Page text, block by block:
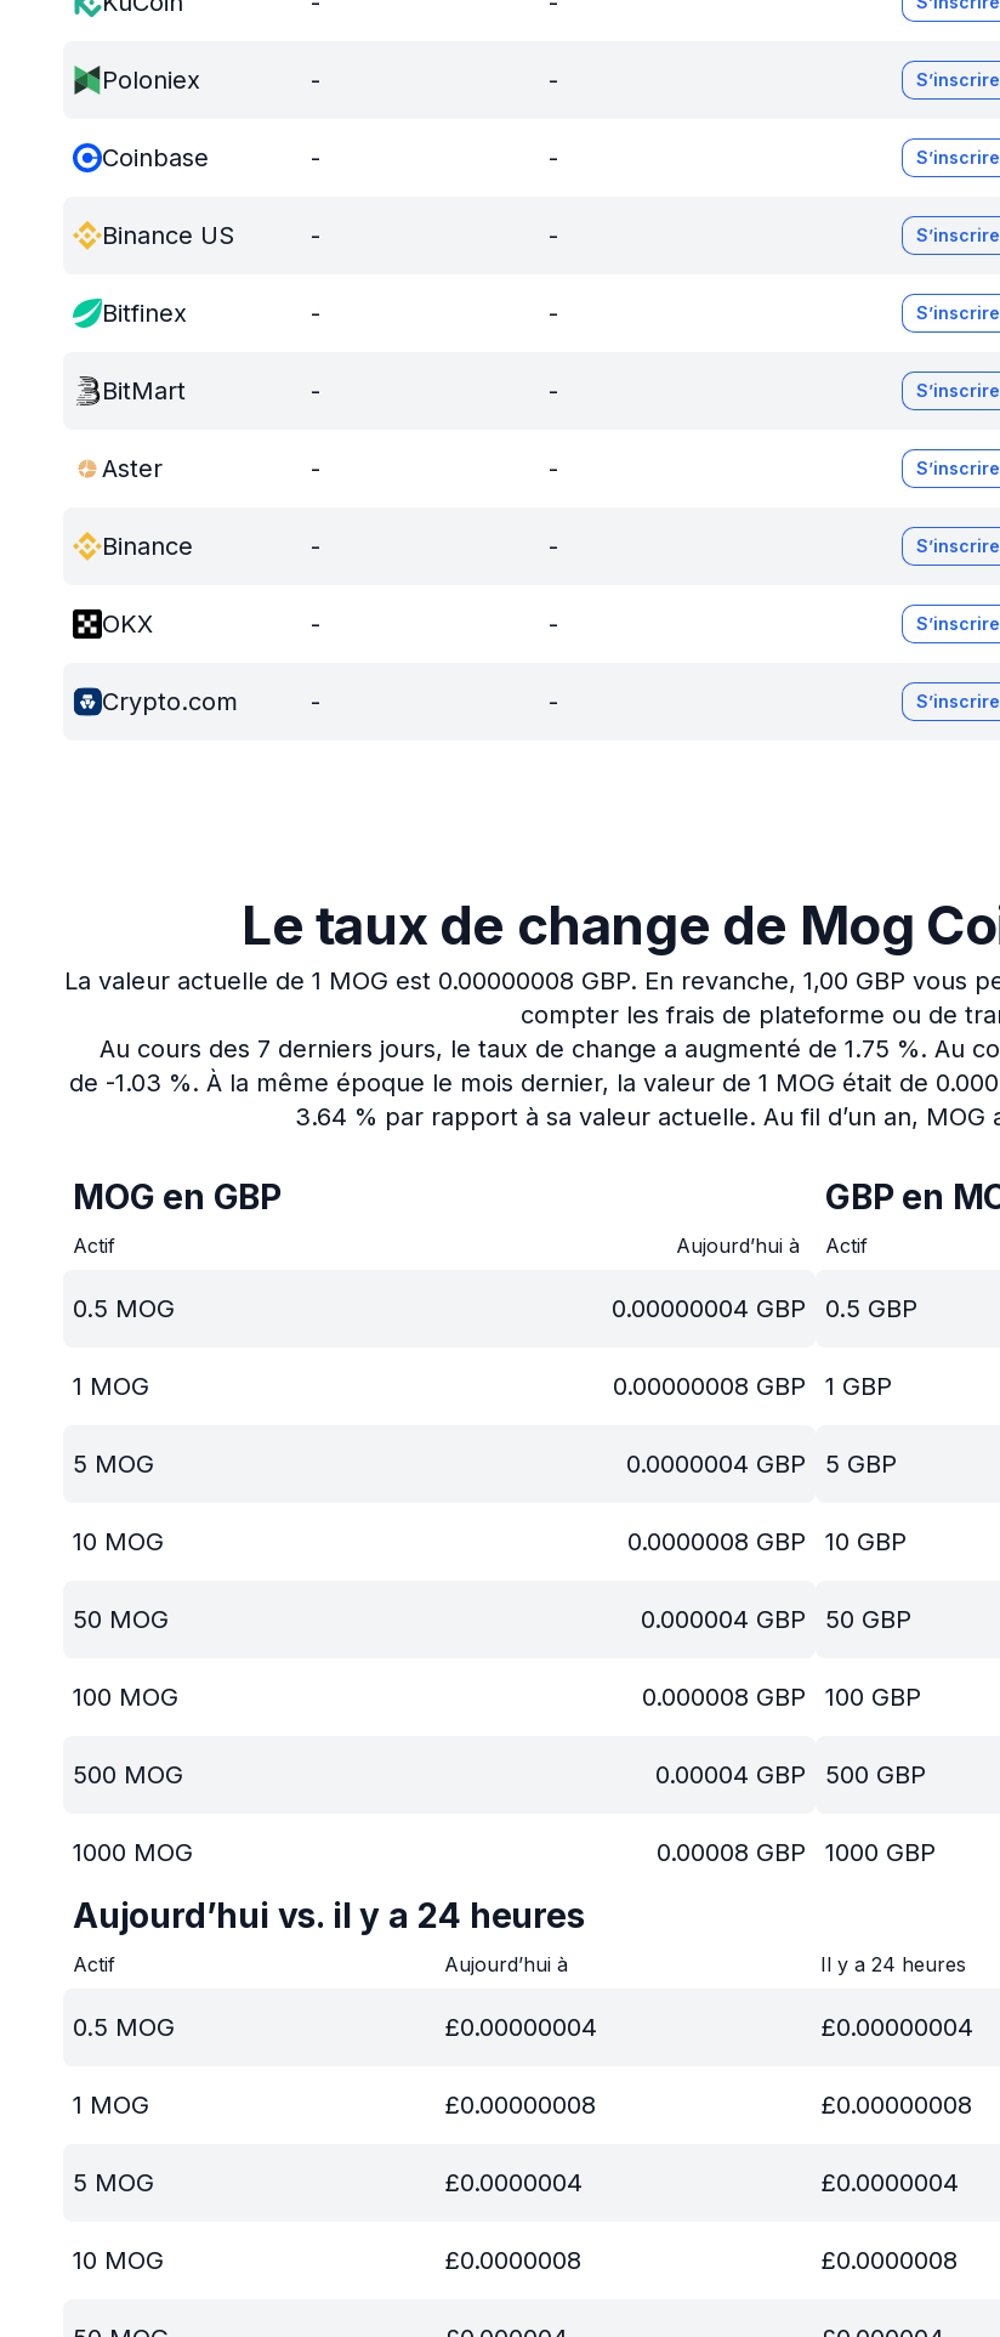
Poloniex - - S’inscrire
Coinbase - - S’inscrire
Binance US - - S’inscrire
Bitfinex - - S’inscrire
BitMart - - S’inscrire
Aster - - S’inscrire
Binance - - S’inscrire
OKX - - S’inscrire
Crypto.com - - S’inscrire
Le taux de change de Mog
La valeur actuelle de 1 MOG est 0.00000008 GBP. En revanche, 1,00 GBP vous
compter les frais de plateforme ou de
Au cours des 7 derniers jours, le taux de change a augmenté de 1.75 %. Au
de -1.03 %. À la même époque le mois dernier, la valeur de 1 MOG était de
3.64 % par rapport à sa valeur actuelle. Au fil d’un an,
MOG en GBP
Actif Aujourd’hui à
0.5 MOG 0.00000004 GBP
1 MOG 0.00000008 GBP
5 MOG 0.0000004 GBP
10 MOG 0.0000008 GBP
50 MOG 0.000004 GBP
100 MOG 0.000008 GBP
500 MOG 0.00004 GBP
1000 MOG 0.00008 GBP
GBP en
Actif
0.5 GBP
1 GBP
5 GBP
10 GBP
50 GBP
100 GBP
500 GBP
1000 GBP
Aujourd’hui vs. il y a 24 heures
Actif Aujourd’hui à Il y a 24 heures
0.5 MOG £0.00000004 £0.00000004
1 MOG £0.00000008 £0.00000008
5 MOG £0.0000004 £0.0000004
10 MOG £0.0000008 £0.0000008